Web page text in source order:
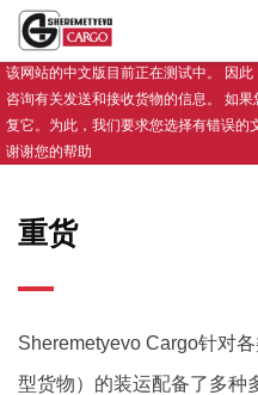
该网站的中文版目前正在测试中。 因
咨询有关发送和接收货物的信息。 如
复它。为此，我们要求您选择有错误的
谢谢您的帮助
重货
Sheremetyevo Cargo针对
型货物）的装运配备了多种